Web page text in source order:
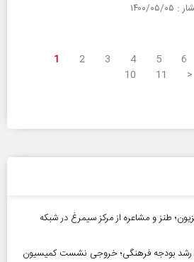
1 2 3 4 5 6
10
11 >
طنز و مشاعره از مرکز سیمرغ در شبکه
تا رشد بودجه فرهنگی؛ خروجی نشست کمیسیون